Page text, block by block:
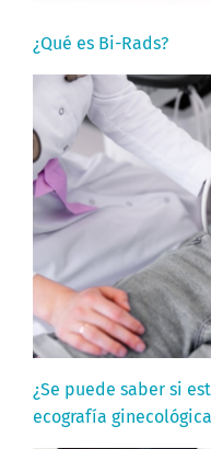
¿Qué es Bi-Rads?
¿Se puede saber si
ecografía